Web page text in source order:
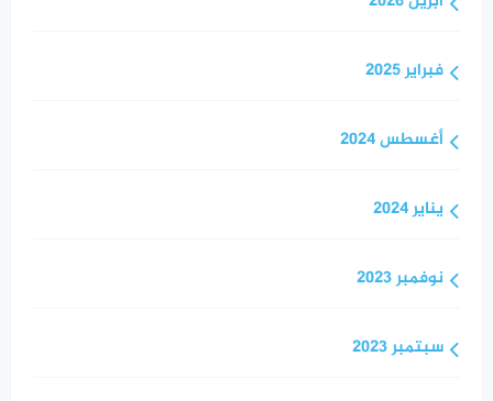
فبراير 2025
أغسطس 2024
يناير 2024
نوفمبر 2023
سبتمبر 2023